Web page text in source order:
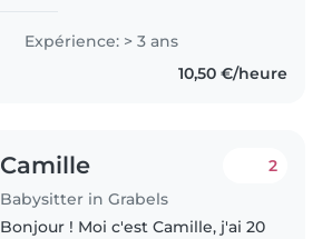
personne sérieuse, bienveillante
et responsable. Étant la..
Expérience: > 3 ans
10,50 €/heure
Camille
Babysitter in Grabels
2
Bonjour ! Moi c'est Camille, j'ai 20